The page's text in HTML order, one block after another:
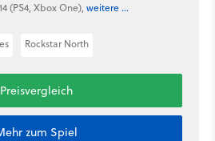
(PS4, Xbox One), weitere ...
Rockstar North
Preisvergleich
zum Spiel